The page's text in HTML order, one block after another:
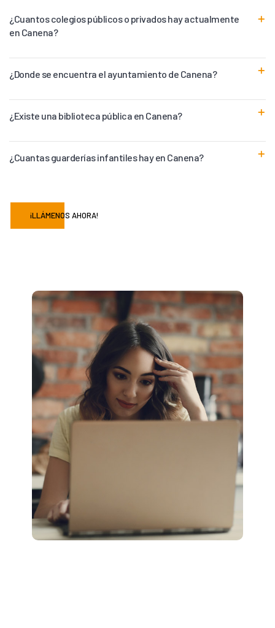
¿Cuantos colegios públicos o privados hay actualmente
en Canena?
¿Donde se encuentra el ayuntamiento de Canena?
¿Existe una biblioteca pública en Canena?
¿Cuantas guarderías infantiles hay en Canena?
¡LLÁMENOS AHORA!